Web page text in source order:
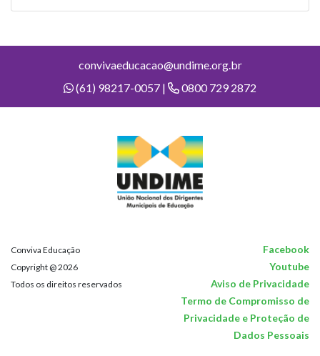
convivaeducacao@undime.org.br
(61) 98217-0057 |
0800 729 2872
Conviva Educação Facebook
Copyright @ 2026 Youtube
Todos os direitos reservados
Aviso de Privacidade
Termo de Compromisso de
Privacidade e Proteção de
Dados Pessoais